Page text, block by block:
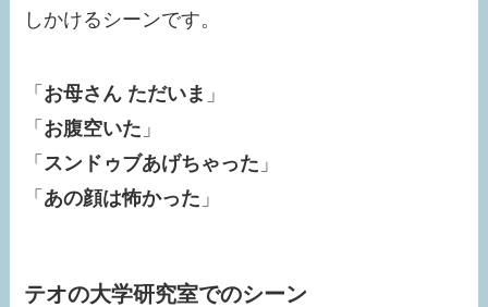
しかけるシーンです。
「 お母さん ただいま 」
「 お腹空いた 」
「 スンドゥブあげちゃった 」
「 あの顔は怖かった 」
テオの大学研究室でのシーン